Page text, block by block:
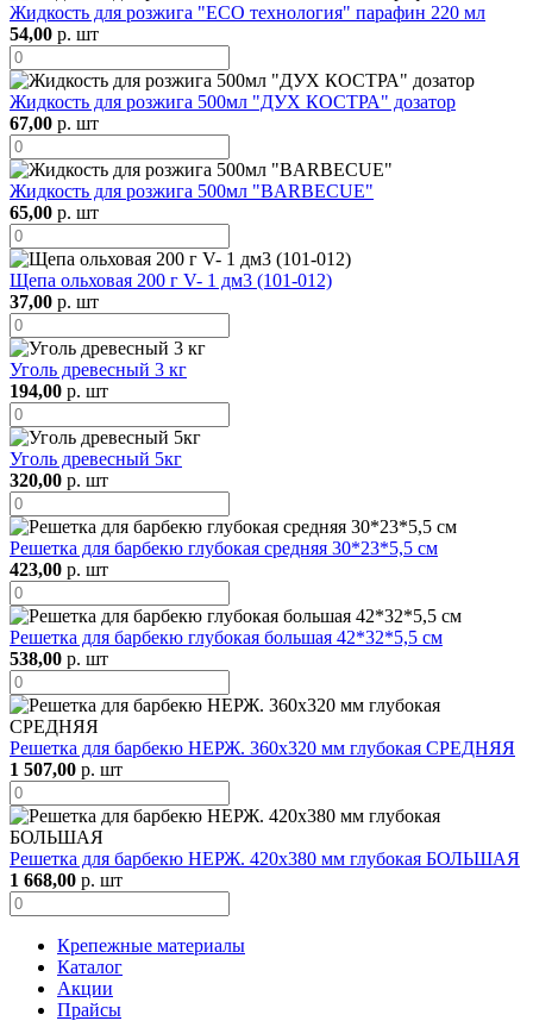
Жидкость для розжига "ЕСО технология" парафин 220 мл
54,00 р. шт
Жидкость для розжига 500мл "ДУХ КОСТРА" дозатор
67,00 р. шт
Жидкость для розжига 500мл "BARBECUE"
65,00 р. шт
Щепа ольховая 200 г V- 1 дм3 (101-012)
37,00 р. шт
Уголь древесный 3 кг
194,00 р. шт
Уголь древесный 5кг
320,00 р. шт
Решетка для барбекю глубокая средняя 30*23*5,5 см
423,00 р. шт
Решетка для барбекю глубокая большая 42*32*5,5 см
538,00 р. шт
Решетка для барбекю НЕРЖ. 360х320 мм глубокая СРЕДНЯЯ
1 507,00 р. шт
Решетка для барбекю НЕРЖ. 420х380 мм глубокая БОЛЬШАЯ
1 668,00 р. шт
Крепежные материалы
Каталог
Акции
Прайсы